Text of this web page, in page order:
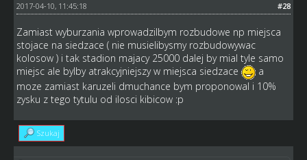
#28
2017-04-10, 11:45:18
Zamiast wyburzania wprowadzilbym rozbudowe np miejsca
stojace na siedzace ( nie musielibysmy rozbudowywac
kolosow ) i tak stadion majacy 25000 dalej by mial tyle samo
miejsc ale bylby atrakcyjniejszy w miejsca siedzace
a
moze zamiast karuzeli dmuchance bym proponowal i 10%
zysku z tego tytulu od ilosci kibicow :p
Szukaj